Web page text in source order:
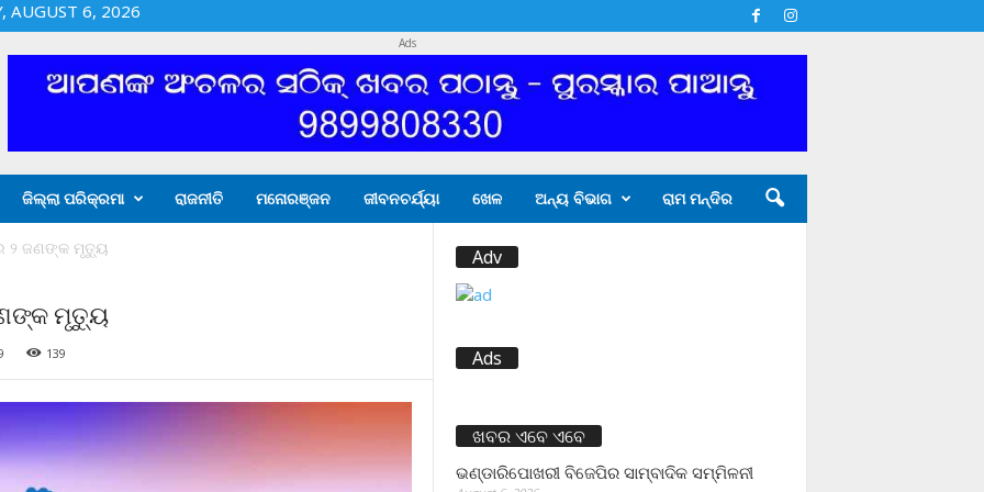
AUGUST 6, 2026
Ads
ଜିଲ୍ଲା ପରିକ୍ରମା ରାଜନୀତି ମନୋରଞ୍ଜନ ଜୀବନଚର୍ଯ୍ୟା ଖେଳ ଅନ୍ୟ ବିଭାଗ ରାମ ମନ୍ଦିର
୨ ଜଣଙ୍କ ମୃତ୍ୟୁ
ମୃତ୍ୟୁ
139
Adv
Ads
ଖବର ଏବେ ଏବେ
ଭଣ୍ଡାରିପୋଖରୀ ବିଜେପିର ସାମ୍ବାଦିକ ସମ୍ମିଳନୀ